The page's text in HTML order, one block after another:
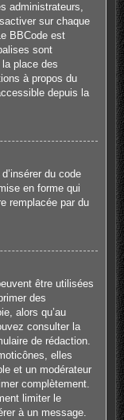
administrateurs,
sur chaque
BBCode est
sont
place des
à propos du
depuis la
du code
en forme qui
remplacée par du
être utilisées
des
alors qu’au
consulter la
de rédaction.
elles
et un modérateur
complètement.
limiter le
à un message.